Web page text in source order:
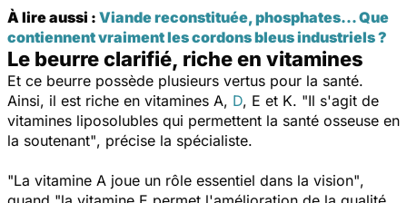
À lire aussi : Viande reconstituée, phosphates... Que
contiennent vraiment les cordons bleus industriels ?
Le beurre clarifié, riche en vitamines
Et ce beurre possède plusieurs vertus pour la santé.
Ainsi, il est riche en vitamines A, D, E et K. "Il s'agit de
vitamines liposolubles qui permettent la santé osseuse en
la soutenant", précise la spécialiste.
"La vitamine A joue un rôle essentiel dans la vision",